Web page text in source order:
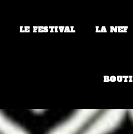
LE FESTIVAL LA NEF